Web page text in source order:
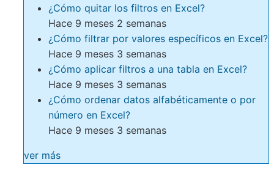
¿Cómo quitar los filtros en Excel?
Hace 9 meses 2 semanas
¿Cómo filtrar por valores específicos en Excel?
Hace 9 meses 3 semanas
¿Cómo aplicar filtros a una tabla en Excel?
Hace 9 meses 3 semanas
¿Cómo ordenar datos alfabéticamente o por
número en Excel?
Hace 9 meses 3 semanas
ver más